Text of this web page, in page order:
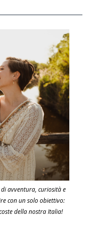
avventura, curiosità e
con un solo obiettivo:
della nostra Italia!